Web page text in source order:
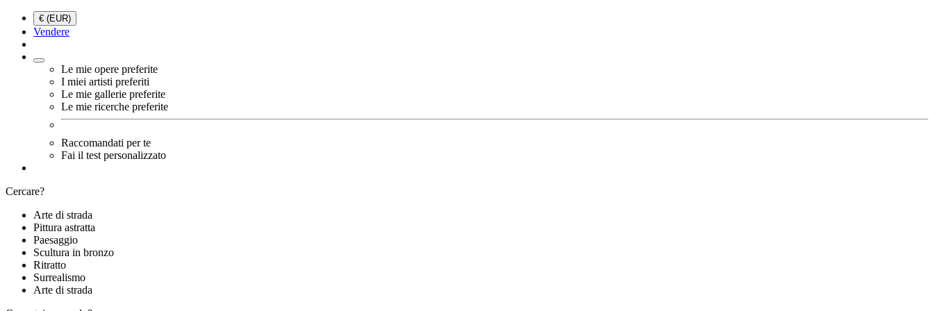
€ (EUR)
Vendere
Le mie opere preferite
I miei artisti preferiti
Le mie gallerie preferite
Le mie ricerche preferite
Raccomandati per te
Fai il test personalizzato
Cercare?
Arte di strada
Pittura astratta
Paesaggio
Scultura in bronzo
Ritratto
Surrealismo
Arte di strada